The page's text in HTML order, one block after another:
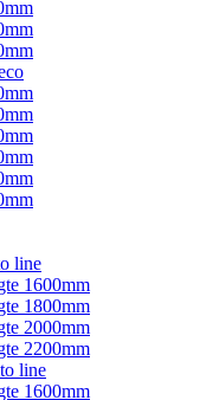
line
1600mm
1800mm
2000mm
2200mm
line
1600mm